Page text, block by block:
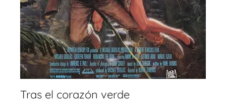
Tras el corazón verde